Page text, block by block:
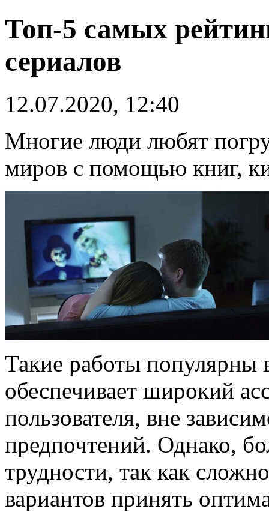
Топ-5 самых
сериалов
12.07.2020, 12:40
Многие люди любят
миров с помощью книг,
Такие работы популярны
обеспечивает широкий
пользователя, вне
предпочтений. Однако,
трудности, так как
вариантов принять